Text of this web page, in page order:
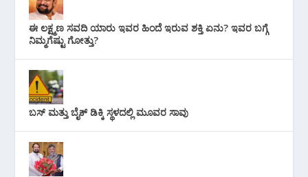
ಈ ಲಕ್ಷ್ಮಣ ಸವದಿ ಯಾರು ಇವರ ಹಿಂದೆ ಇರುವ ಶಕ್ತಿ ಏನು? ಇವರ ಬಗ್ಗೆ
ನಿಮ್ಮಗೆಷ್ಟು ಗೋತ್ತು?
ಬಸ್ ಮತ್ತು ಬೈಕ್ ಡಿಕ್ಕಿ ಸ್ಥಳದಲ್ಲಿ ಮೂವರ ಸಾವು